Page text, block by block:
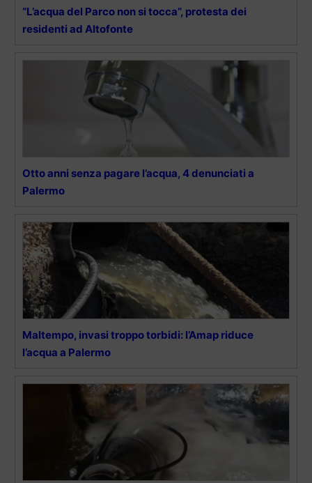
“L’acqua del Parco non si tocca”, protesta dei
residenti ad Altofonte
Otto anni senza pagare l’acqua, 4 denunciati a
Palermo
Maltempo, invasi troppo torbidi: l’Amap riduce
l’acqua a Palermo